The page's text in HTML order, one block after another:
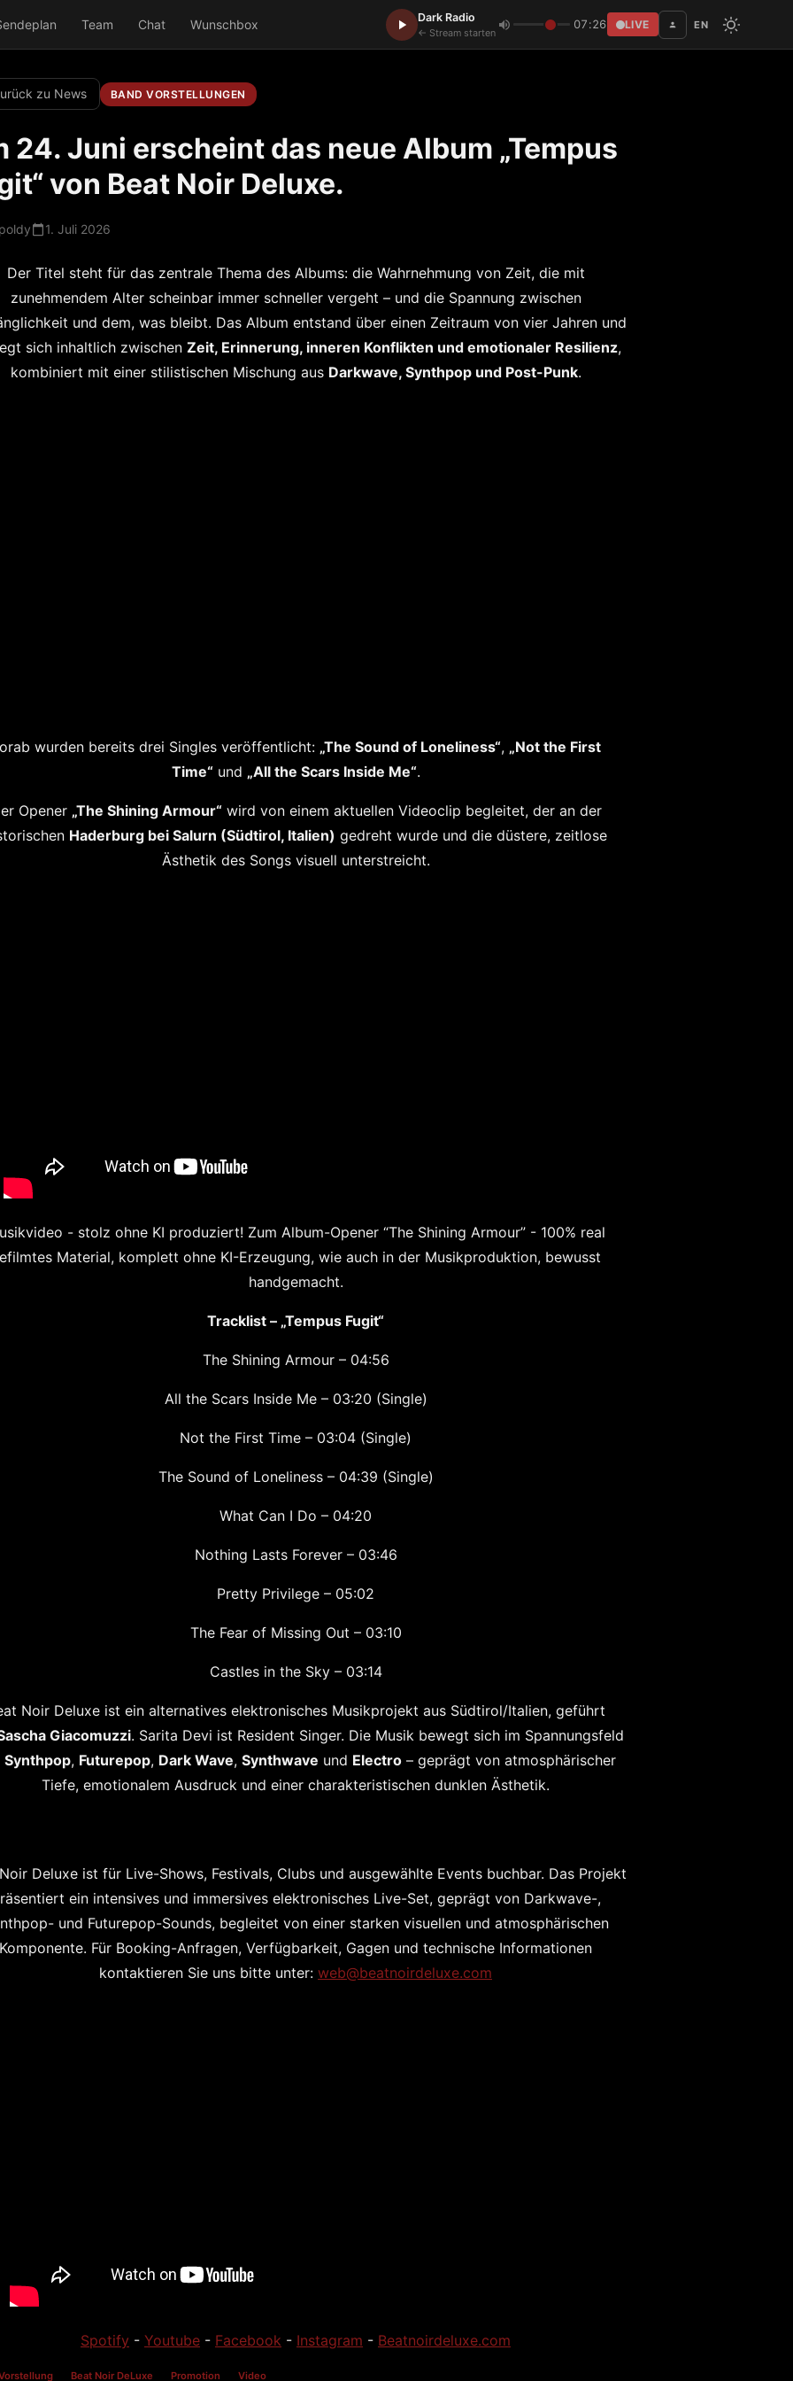
Team Chat Wunschbox Dark Radio
← Stream starten
07:26 LIVE EN
zu News BAND VORSTELLUNGEN
24. Juni erscheint das neue Album „Tempus
von Beat Noir Deluxe.
1. Juli 2026
Der Titel steht für das zentrale Thema des Albums: die Wahrnehmung von Zeit, die mit
zunehmendem Alter scheinbar immer schneller vergeht – und die Spannung zwischen
und dem, was bleibt. Das Album entstand über einen Zeitraum von vier Jahren und
sich inhaltlich zwischen Zeit, Erinnerung, inneren Konflikten und emotionaler Resilienz,
kombiniert mit einer stilistischen Mischung aus Darkwave, Synthpop und Post-Punk.
wurden bereits drei Singles veröffentlicht: „The Sound of Loneliness“, „Not the First
Time“ und „All the Scars Inside Me“.
Opener „The Shining Armour“ wird von einem aktuellen Videoclip begleitet, der an der
Haderburg bei Salurn (Südtirol, Italien) gedreht wurde und die düstere, zeitlose
Ästhetik des Songs visuell unterstreicht.
- stolz ohne KI produziert! Zum Album-Opener “The Shining Armour” - 100% real
Material, komplett ohne KI-Erzeugung, wie auch in der Musikproduktion, bewusst
handgemacht.
Tracklist – „Tempus Fugit“
The Shining Armour – 04:56
All the Scars Inside Me – 03:20 (Single)
Not the First Time – 03:04 (Single)
The Sound of Loneliness – 04:39 (Single)
What Can I Do – 04:20
Nothing Lasts Forever – 03:46
Pretty Privilege – 05:02
The Fear of Missing Out – 03:10
Castles in the Sky – 03:14
Noir Deluxe ist ein alternatives elektronisches Musikprojekt aus Südtirol/Italien, geführt
Giacomuzzi. Sarita Devi ist Resident Singer. Die Musik bewegt sich im Spannungsfeld
Synthpop, Futurepop, Dark Wave, Synthwave und Electro – geprägt von atmosphärischer
Tiefe, emotionalem Ausdruck und einer charakteristischen dunklen Ästhetik.
Deluxe ist für Live-Shows, Festivals, Clubs und ausgewählte Events buchbar. Das Projekt
ein intensives und immersives elektronisches Live-Set, geprägt von Darkwave-,
und Futurepop-Sounds, begleitet von einer starken visuellen und atmosphärischen
Komponente. Für Booking-Anfragen, Verfügbarkeit, Gagen und technische Informationen
kontaktieren Sie uns bitte unter: web@beatnoirdeluxe.com
Spotify - Youtube - Facebook - Instagram - Beatnoirdeluxe.com
Beat Noir DeLuxe Promotion Video